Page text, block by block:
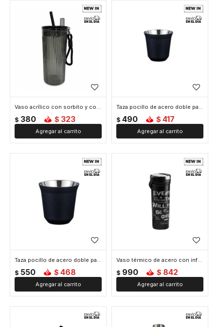
Vaso acrílico con sorbito y colgante flor 750ml - Negro
$ 380 $ 323
Taza pocillo de acero doble pared - 80ml - Negro
$ 490 $ 417
Taza pocillo de acero doble pared - 160ml - Negro
$ 550 $ 468
Vaso térmico de acero con infusor y asa - 610ml - Negro
$ 990 $ 842